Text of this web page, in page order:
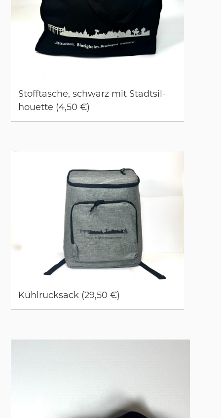
Stoff­ta­sche, schwarz mit Stadt­sil­
hou­et­te (4,50 €)
Kühl­ruck­sack (29,50 €)